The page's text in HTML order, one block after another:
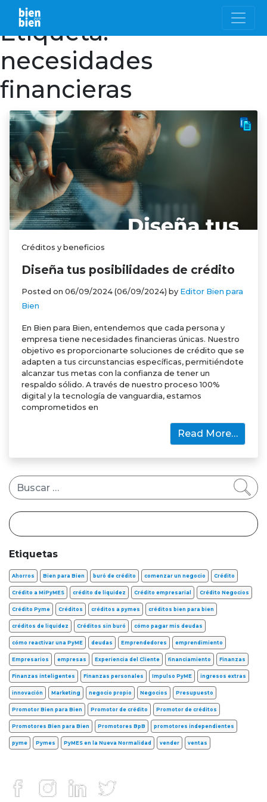
Etiqueta:
necesidades
financieras
Créditos y beneficios
Diseña tus posibilidades de crédito
Posted on 06/09/2024 (06/09/2024) by Editor Bien para
Bien
En Bien para Bien, entendemos que cada persona y
empresa tiene necesidades financieras únicas. Nuestro
objetivo es proporcionarte soluciones de crédito que se
adapten a tus circunstancias específicas, permitiéndote
alcanzar tus metas con la confianza de tener un
respaldo sólido. A través de nuestro proceso 100%
digital y la tecnología de vanguardia, estamos
comprometidos en
Read More…
Buscar
Etiquetas
Ahorros Bien para Bien buró de crédito comenzar un negocio Crédito
Crédito a MiPyMES crédito de liquidez Crédito empresarial Crédito Negocios
Crédito Pyme Créditos créditos a pymes créditos bien para bien
créditos de liquidez Créditos sin buró cómo pagar mis deudas
cómo reactivar una PyME deudas Emprendedores emprendimiento
Empresarios empresas Experiencia del Cliente financiamiento Finanzas
Finanzas inteligentes Finanzas personales Impulso PyME ingresos extras
innovación Marketing negocio propio Negocios Presupuesto
Promotor Bien para Bien Promotor de crédito Promotor de créditos
Promotores Bien para Bien Promotores BpB promotores independientes
pyme Pymes PyMES en la Nueva Normalidad vender ventas